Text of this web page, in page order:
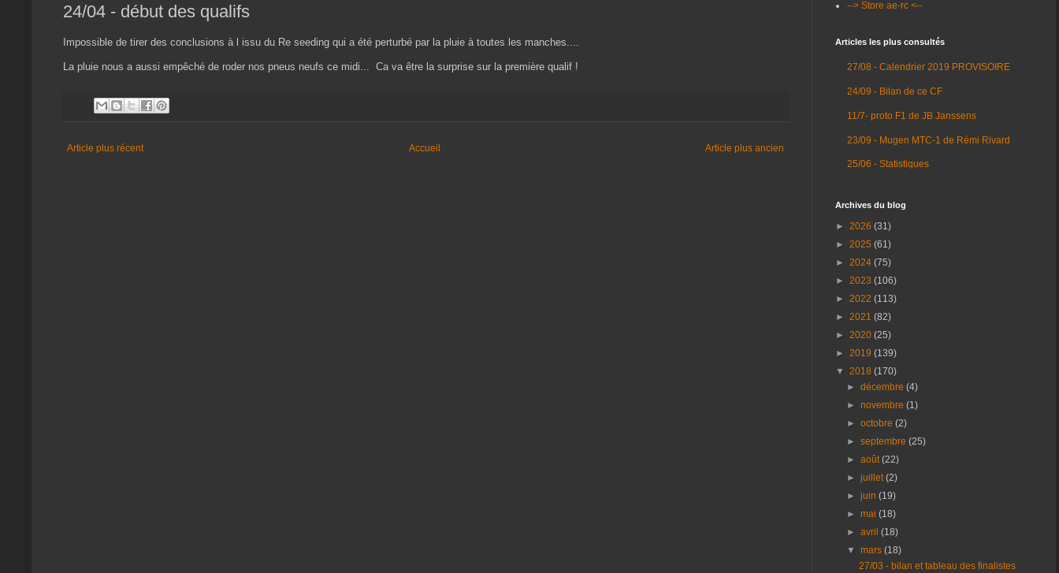
24/04 - début des qualifs
Impossible de tirer des conclusions à l issu du Re seeding qui a été perturbé par la pluie à toutes les manches....
La pluie nous a aussi empêché de roder nos pneus neufs ce midi... Ca va être la surprise sur la première qualif !
Article plus récent Article plus ancien
Accueil
--> Store ae-rc <--
Articles les plus consultés
27/08 - Calendrier 2019 PROVISOIRE
24/09 - Bilan de ce CF
11/7- proto F1 de JB Janssens
23/09 - Mugen MTC-1 de Rémi Rivard
25/06 - Statistiques
Archives du blog
► 2026 (31)
► 2025 (61)
► 2024 (75)
► 2023 (106)
► 2022 (113)
► 2021 (82)
► 2020 (25)
► 2019 (139)
▼ 2018 (170)
►décembre(4)
►novembre(1)
►octobre(2)
►septembre(25)
►août(22)
►juillet(2)
►juin(19)
►mai(18)
►avril(18)
▼mars(18)
27/03 - bilan et tableau des finalistes